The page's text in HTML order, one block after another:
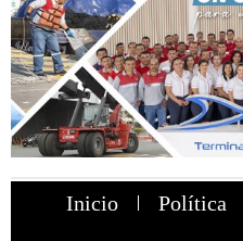
Inicio Política